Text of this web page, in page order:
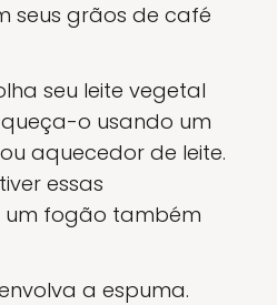
seus grãos de café
seu leite vegetal
o usando um
aquecedor de leite.
essas
um fogão também
a espuma.